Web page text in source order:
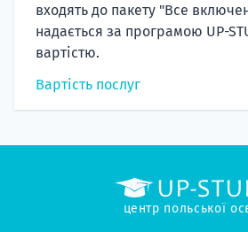
входять до пакету "Все
надається за програмою UP-
вартістю.
Вартість послуг
центр польської